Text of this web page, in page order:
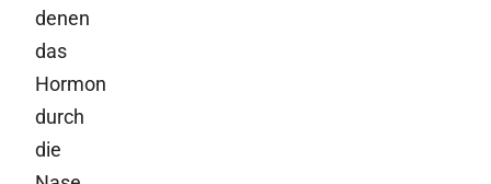
denen
das
Hormon
durch
die